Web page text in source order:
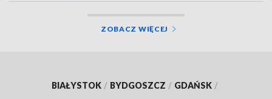
ZOBACZ WIĘCEJ
BIAŁYSTOK / BYDGOSZCZ / GDAŃSK /